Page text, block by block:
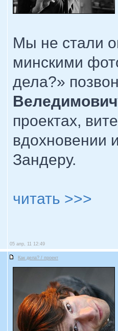
Мы не стали
минскими
дела?»
проектах,
вдохновении
Зандеру.
читать >>>
05 апр, 11 12:49
Как дела? / проект